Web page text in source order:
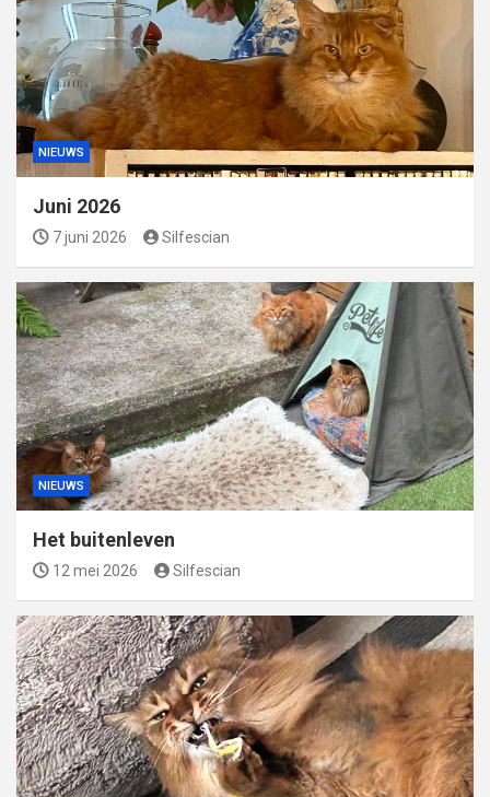
NIEUWS
Juni 2026
7 juni 2026 Silfescian
NIEUWS
Het buitenleven
12 mei 2026 Silfescian